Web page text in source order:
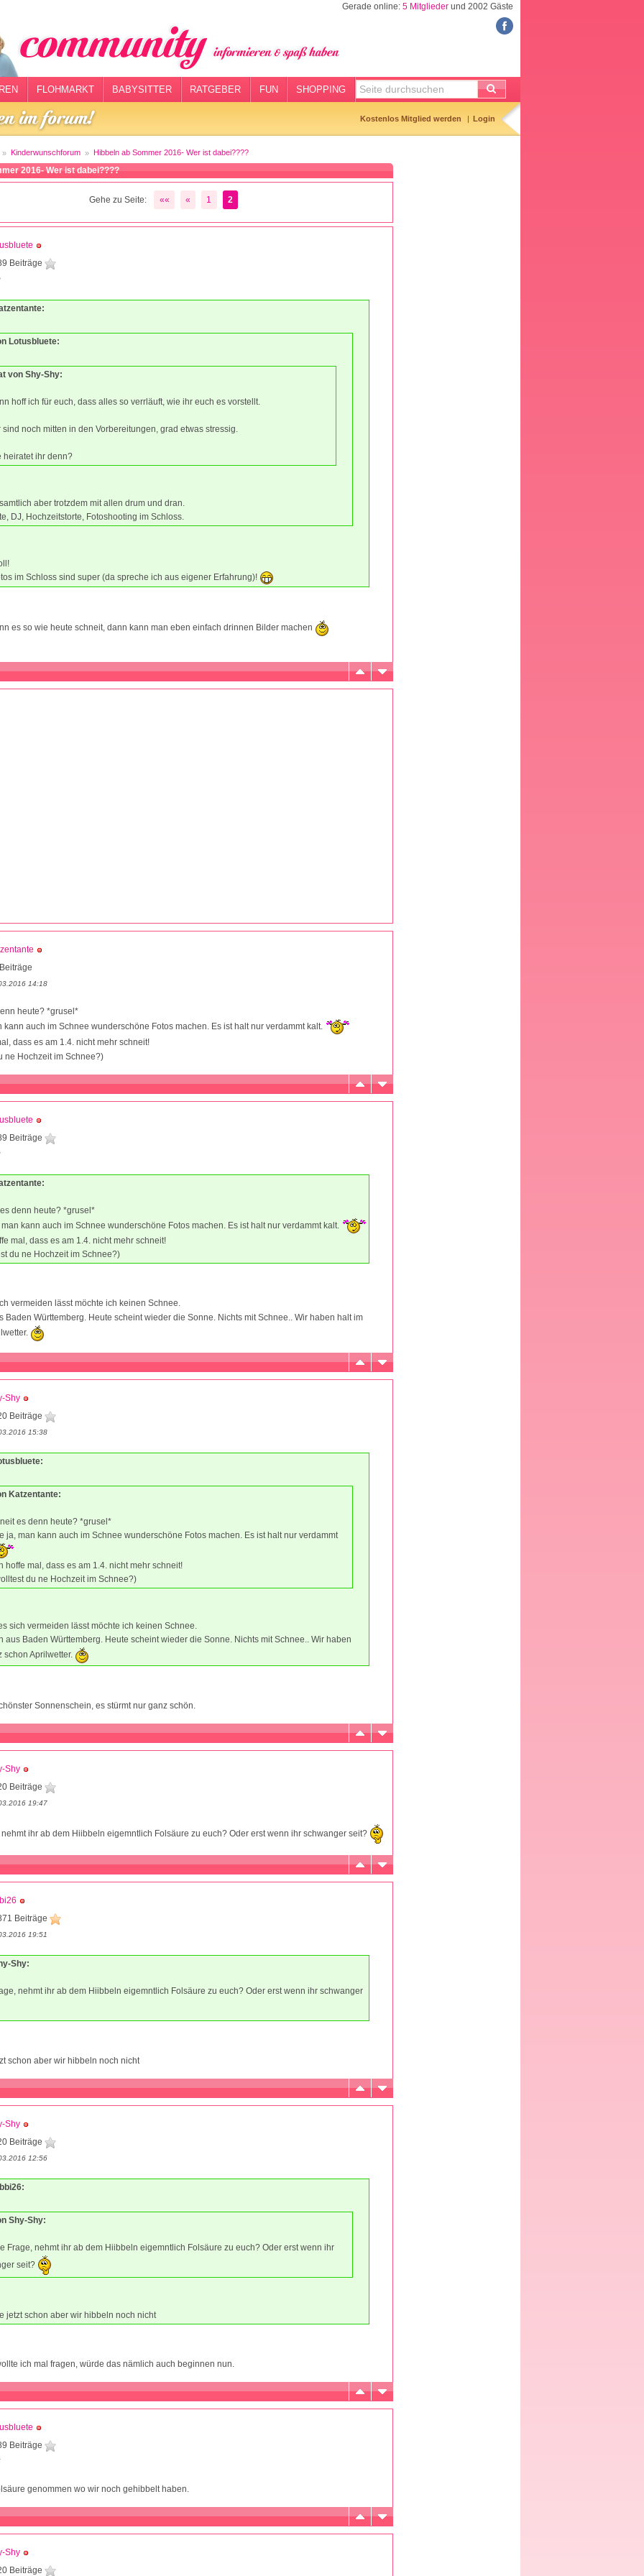
Gerade online: 5 Mitglieder und 2002 Gäste
FLOHMARKT BABYSITTER RATGEBER FUN SHOPPING
Kostenlos Mitglied werden Login
Kinderwunschforum Hibbeln ab Sommer 2016- Wer ist dabei????
2016- Wer ist dabei????
Gehe zu Seite: «« « 1 2
Beiträge
Lotusbluete:
von Shy-Shy:
hoff ich für euch, dass alles so verrläuft, wie ihr euch es vorstellt.
sind noch mitten in den Vorbereitungen, grad etwas stressig.
heiratet ihr denn?
aber trotzdem mit allen drum und dran.
DJ, Hochzeitstorte, Fotoshooting im Schloss.
im Schloss sind super (da spreche ich aus eigener Erfahrung)!
es so wie heute schneit, dann kann man eben einfach drinnen Bilder machen
14:18
heute? *grusel*
kann auch im Schnee wunderschöne Fotos machen. Es ist halt nur verdammt kalt.
dass es am 1.4. nicht mehr schneit!
ne Hochzeit im Schnee?)
Beiträge
denn heute? *grusel*
kann auch im Schnee wunderschöne Fotos machen. Es ist halt nur verdammt kalt.
mal, dass es am 1.4. nicht mehr schneit!
du ne Hochzeit im Schnee?)
vermeiden lässt möchte ich keinen Schnee.
Baden Württemberg. Heute scheint wieder die Sonne. Nichts mit Schnee.. Wir haben halt im
Shy
Beiträge
15:38
Katzentante:
es denn heute? *grusel*
ja, man kann auch im Schnee wunderschöne Fotos machen. Es ist halt nur verdammt
hoffe mal, dass es am 1.4. nicht mehr schneit!
du ne Hochzeit im Schnee?)
sich vermeiden lässt möchte ich keinen Schnee.
aus Baden Württemberg. Heute scheint wieder die Sonne. Nichts mit Schnee.. Wir haben
schon Aprilwetter.
Sonnenschein, es stürmt nur ganz schön.
Shy
Beiträge
19:47
ihr ab dem Hiibbeln eigemntlich Folsäure zu euch? Oder erst wenn ihr schwanger seit?
Beiträge
19:51
Shy:
nehmt ihr ab dem Hiibbeln eigemntlich Folsäure zu euch? Oder erst wenn ihr schwanger
schon aber wir hibbeln noch nicht
Shy
Beiträge
12:56
Shy-Shy:
Frage, nehmt ihr ab dem Hiibbeln eigemntlich Folsäure zu euch? Oder erst wenn ihr
seit?
jetzt schon aber wir hibbeln noch nicht
ich mal fragen, würde das nämlich auch beginnen nun.
Beiträge
genommen wo wir noch gehibbelt haben.
Shy
Beiträge